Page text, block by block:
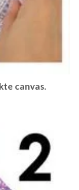
canvas.